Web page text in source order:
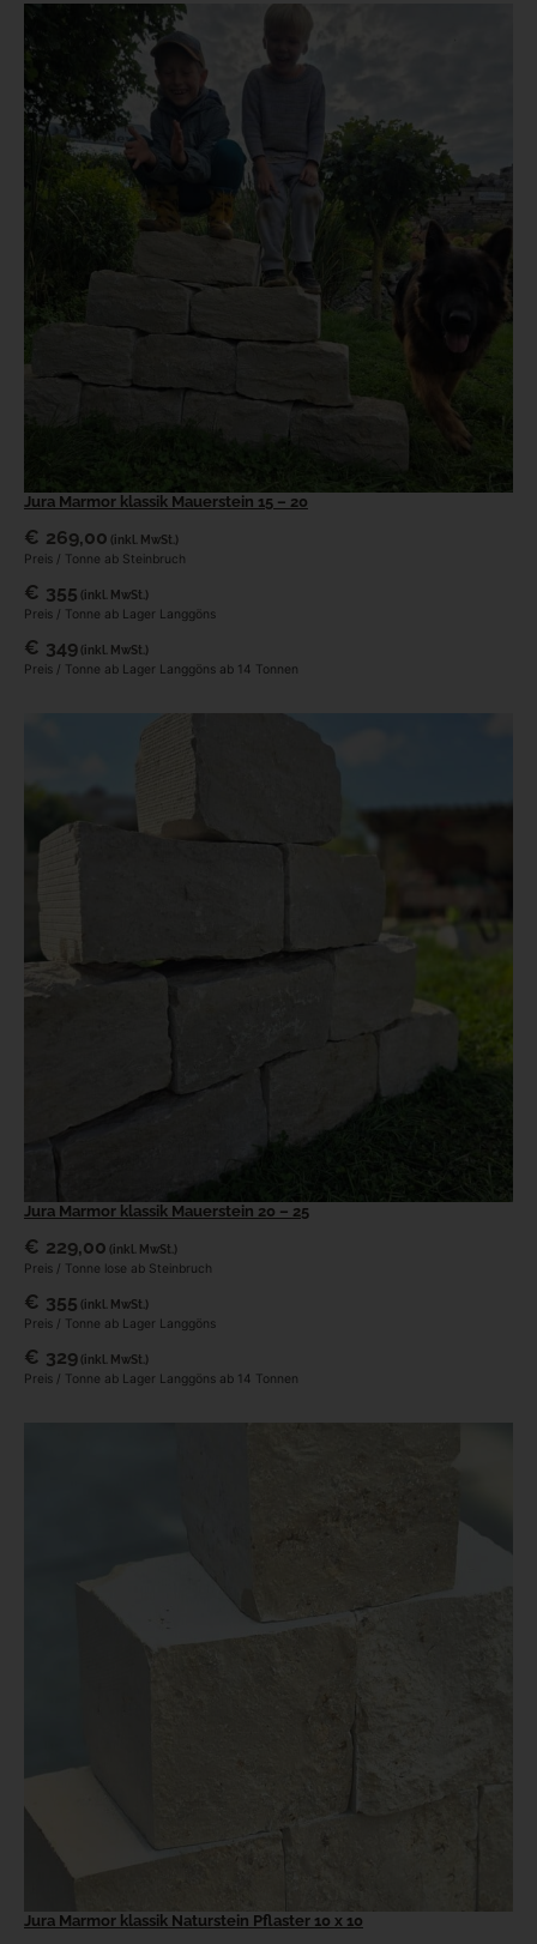
Jura Marmor klassik Mauerstein 15 – 20
€ 269,00 (inkl. MwSt.)
Preis / Tonne ab Steinbruch
€ 355 (inkl. MwSt.)
Preis / Tonne ab Lager Langgöns
€ 349(inkl. MwSt.)
Preis / Tonne ab Lager Langgöns ab 14 Tonnen
Jura Marmor klassik Mauerstein 20 – 25
€ 229,00 (inkl. MwSt.)
Preis / Tonne lose ab Steinbruch
€ 355 (inkl. MwSt.)
Preis / Tonne ab Lager Langgöns
€ 329(inkl. MwSt.)
Preis / Tonne ab Lager Langgöns ab 14 Tonnen
Jura Marmor klassik Naturstein Pflaster 10 x 10